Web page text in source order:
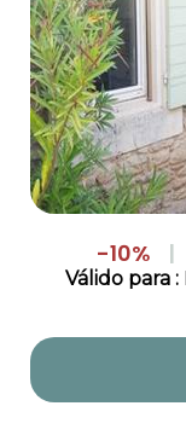
-10% |
Válido para :